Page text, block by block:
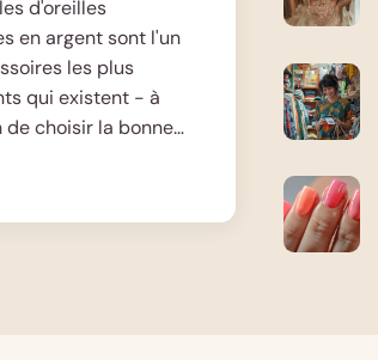
d'oreilles
en argent sont l'un
les plus
qui existent - à
choisir la bonne…